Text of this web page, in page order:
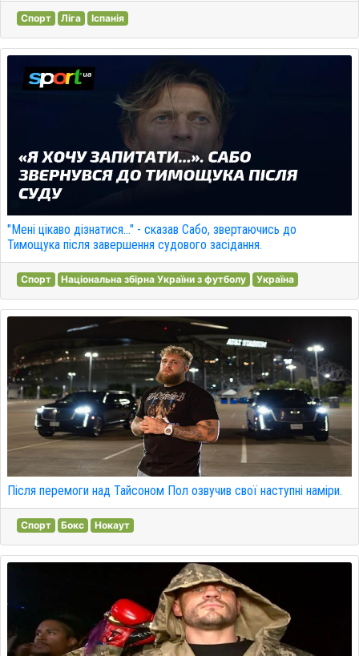
Спорт Ліга Іспанія
"Мені цікаво дізнатися..." - сказав Сабо, звертаючись до
Тимощука після завершення судового засідання.
Спорт Національна збірна України з футболу Україна
Після перемоги над Тайсоном Пол озвучив свої наступні наміри.
Спорт Бокс Нокаут